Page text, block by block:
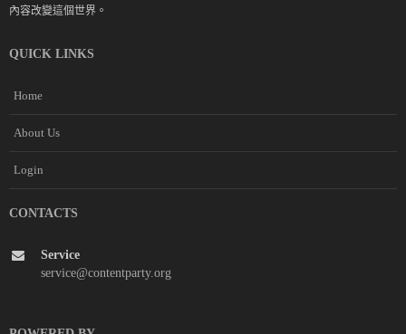
內容改變這個世界。
QUICK LINKS
Home
About Us
Login
CONTACTS
Service
service@contentparty.org